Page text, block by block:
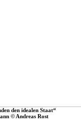
den idealen Staat“
© Andreas Rost